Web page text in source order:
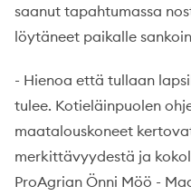
saanut tapahtumassa
löytäneet paikalle
- Hienoa että tullaan
tulee. Kotieläinpuolen
maatalouskoneet
merkittävyydestä ja
ProAgrian Önni Möö -